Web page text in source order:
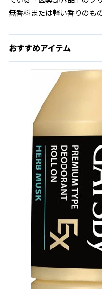
無香料または軽い香りのも
おすすめアイテム